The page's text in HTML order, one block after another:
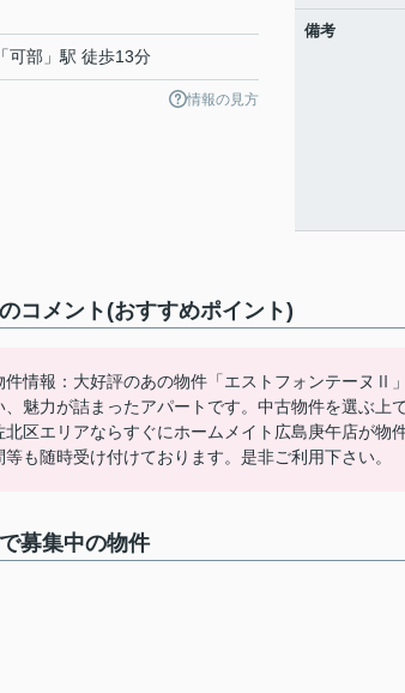
「可部 」駅 徒歩13分
情報の見方
備考
コメント(おすすめポイント)
件情報：大好評のあの物件「エストフォンテーヌⅡ
、魅力が詰まったアパートです。中古物件を選ぶ上
区エリアならすぐにホームメイト広島庚午店が
も随時受け付けております。是非ご利用下さい。
募集中の物件